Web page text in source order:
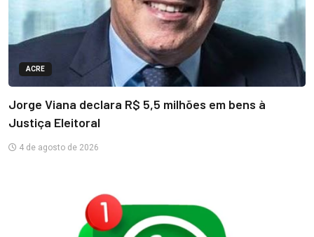
ACRE
Jorge Viana declara R$ 5,5 milhões em bens à
Justiça Eleitoral
4 de agosto de 2026